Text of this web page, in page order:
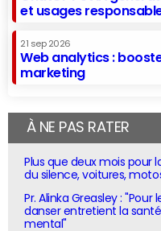
et usages
21 sep 2026
Web analytics :
marketing
À NE PAS RATER
Plus que deux mois pour
du silence, voitures,
Pr. Alinka Greasley :
danser entretient la
mental"